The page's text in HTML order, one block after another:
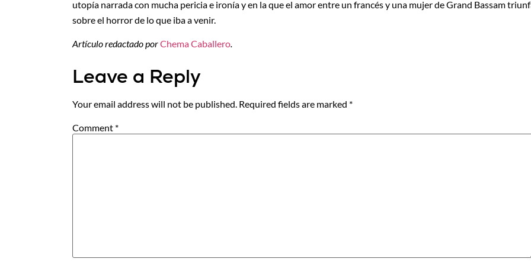
utopía narrada con mucha pericia e ironía y en la que el amor entre un francés y una mujer de Grand Bassam
sobre el horror de lo que iba a venir.
Artículo redactado porChema Caballero.
Leave a Reply
Your email address will not be published. Required fields are marked *
Comment *